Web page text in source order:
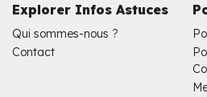
Explorer Infos Astuces
Qui sommes-nous ?
Contact